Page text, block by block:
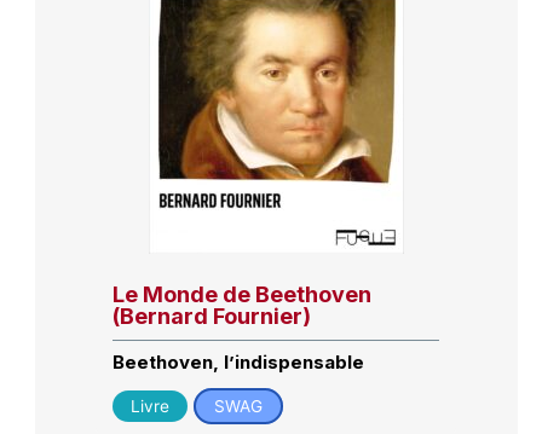
Le Monde de Beethoven
(Bernard Fournier)
Beethoven, l’indispensable
Livre SWAG